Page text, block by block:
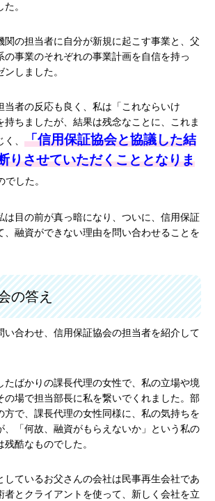
。
関の担当者に自分が新規に起こす事業と、父
の事業のそれぞれの事業計画を自信を持っ
しました。
当者の反応も良く、私は「これならいけ
持ちましたが、結果は残念なことに、これま
、 「信用保証協会と協議した結
りさせていただくこととなりま
でした。
は目の前が真っ暗になり、ついに、信用保証
、融資ができない理由を問い合わせることを
の答え
い合わせ、信用保証協会の担当者を紹介して
たばかりの課長代理の女性で、私の立場や境
の場で担当部長に私を繋いでくれました。部
方で、課長代理の女性同様に、私の気持ちを
、「何故、融資がもらえないか」という私の
酷なものでした。
しているお父さんの会社は民事再生会社であ
者とクライアントを使って、新しく会社を立